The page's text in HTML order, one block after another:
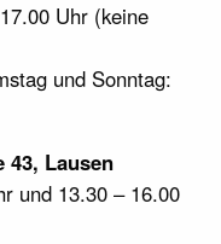
Uhr (keine
und Sonntag:
43, Lausen
und 13.30 – 16.00